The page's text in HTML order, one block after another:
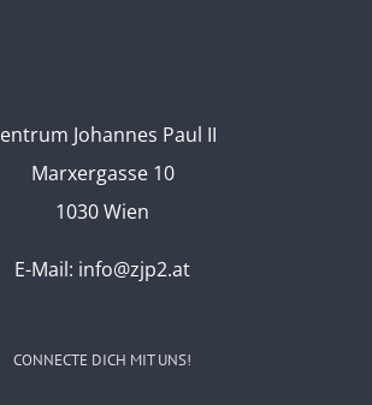
Johannes Paul II
Marxergasse 10
1030 Wien
E-Mail: info@zjp2.at
CONNECTE DICH MIT UNS!